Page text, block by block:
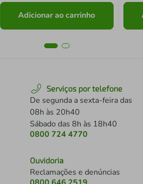
Adicionar ao carrinho
Serviços por telefone
De segunda a sexta-feira das
08h às 20h40
Sábado das 8h às 18h40
0800 724 4770
Ouvidoria
Reclamações e denúncias